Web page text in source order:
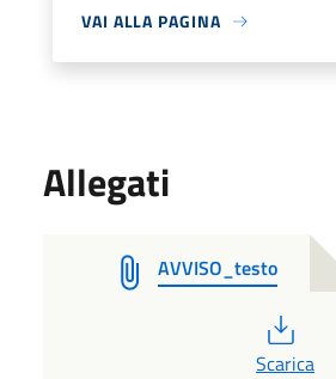
VAI ALLA PAGINA
Allegati
AVVISO_testo
Scarica